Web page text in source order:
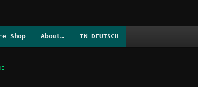
Shop About… IN DEUTSCH